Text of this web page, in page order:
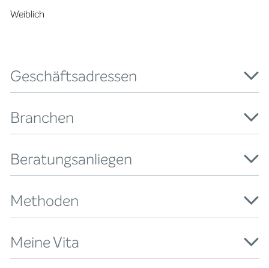
Weiblich
Geschäftsadressen
Branchen
Beratungsanliegen
Methoden
Meine Vita